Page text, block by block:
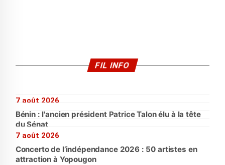
FIL INFO
7 août 2026
Bénin : l'ancien président Patrice Talon élu à la tête
du Sénat
7 août 2026
Concerto de l’indépendance 2026 : 50 artistes en
attraction à Yopougon